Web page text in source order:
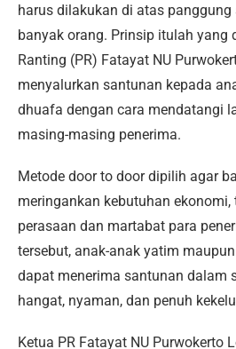
harus dilakukan di atas
banyak orang. Prinsip itulah yang
Ranting (PR) Fatayat NU
menyalurkan santunan kepada
dhuafa dengan cara mendatangi
masing-masing penerima.
Metode door to door dipilih agar
meringankan kebutuhan
perasaan dan martabat para
tersebut, anak-anak yatim
dapat menerima santunan dalam
hangat, nyaman, dan penuh
Ketua PR Fatayat NU Purwokerto